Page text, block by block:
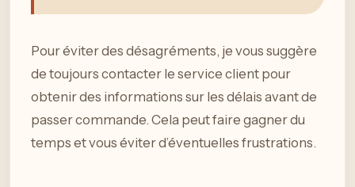
Pour éviter des désagréments, je vous suggère
de toujours contacter le service client pour
obtenir des informations sur les délais avant de
passer commande. Cela peut faire gagner du
temps et vous éviter d’éventuelles frustrations.